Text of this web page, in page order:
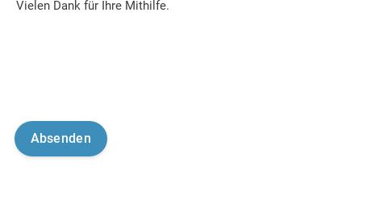
Vielen Dank für Ihre Mithilfe.